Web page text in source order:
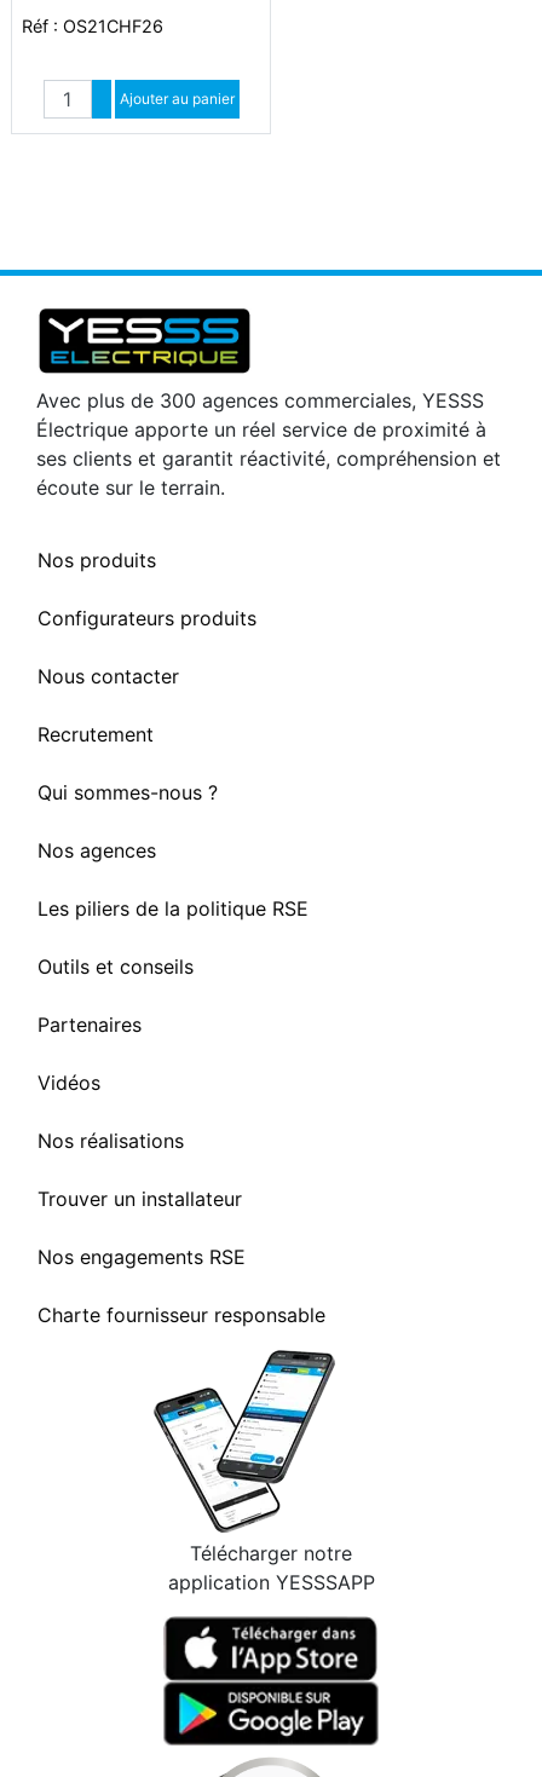
Réf : OS21CHF26
Quantité
Augmenter quantité
Diminuer quantité
Ajouter au panier
Avec plus de 300 agences commerciales, YESSS
Électrique apporte un réel service de proximité à
ses clients et garantit réactivité, compréhension et
écoute sur le terrain.
Nos produits
Configurateurs produits
Nous contacter
Recrutement
Qui sommes-nous ?
Nos agences
Les piliers de la politique RSE
Outils et conseils
Partenaires
Vidéos
Nos réalisations
Trouver un installateur
Nos engagements RSE
Charte fournisseur responsable
Télécharger notre
application YESSSAPP